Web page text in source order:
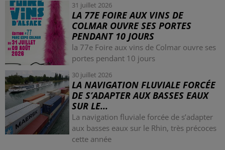
31 juillet 2026
LA 77E FOIRE AUX VINS DE
COLMAR OUVRE SES PORTES
PENDANT 10 JOURS
la 77e Foire aux vins de Colmar ouvre ses
portes pendant 10 jours
30 juillet 2026
LA NAVIGATION FLUVIALE FORCÉE
DE S’ADAPTER AUX BASSES EAUX
SUR LE...
La navigation fluviale forcée de s’adapter
aux basses eaux sur le Rhin, très précoces
cette année